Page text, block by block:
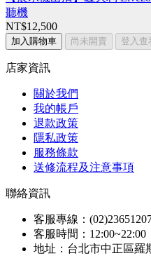
聽機
NT$12,500
加入購物車 尚未開賣 登入查
店家資訊
關於我們
我的帳戶
退款政策
隱私政策
服務條款
送修流程及注意事項
聯絡資訊
客服專線：
客服時間：12:00~22:00
地址：台北市中正區羅